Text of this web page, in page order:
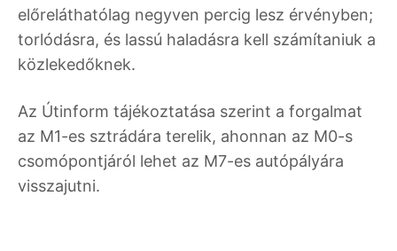
előreláthatólag negyven percig lesz érvényben;
torlódásra, és lassú haladásra kell számítaniuk a
közlekedőknek.
Az Útinform tájékoztatása szerint a forgalmat
az M1-es sztrádára terelik, ahonnan az M0-s
csomópontjáról lehet az M7-es autópályára
visszajutni.